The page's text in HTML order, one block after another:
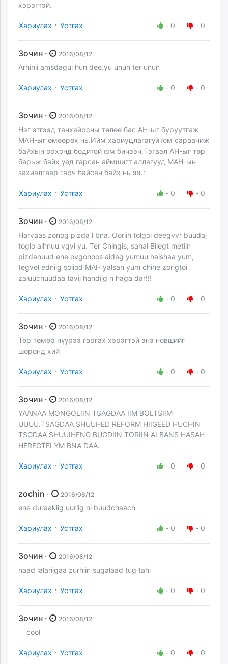
хэрэгтэй.
Хариулах · Устгах - 0 - 0
Зочин · 2016/08/12
Arhinii amsdagui hun dee.yu unun ter unun
Хариулах · Устгах - 0 - 0
Зочин · 2016/08/12
Нэг этгээд танхайрсны төлөө бас АН-ыг буруутгаж
МАН-ыг өмөөрөх нь.Ийм хариуцлагагүй юм сараачиж
байхын орхонд бодитой юм бичээч.Тэгвэл АН-ыг төр
барьж байх үед гарсан аймшигт аллагууд МАН-ын
захиалгаар гарч байсан байх нь ээ.:
Хариулах · Устгах - 0 - 0
Зочин · 2016/08/12
Harvaas zonog pizda l bna. Ooriih tolgoi deegvvr buudaj
toglo aihnuu vgvi yu. Ter Chingis, sahal Bilegt metiin
pizdanuud ene ovgonoos aidag yumuu haishaa yum,
tegvel edniig soliod MAH yalsan yum chine zorigtoi
zaluuchuudaa tavij handiig n haga dar!!!
Хариулах · Устгах - 0 - 0
Зочин · 2016/08/12
Төр төмөр нүүрээ гаргах хэрэгтэй энэ новшийг
шоронд хий
Хариулах · Устгах - 0 - 0
Зочин · 2016/08/12
YAANAA MONGOLIIN TSAGDAA IIM BOLTSIIM
UUUU.TSAGDAA SHUUHED REFORM HIIGEED HUCHIN
TSGDAA SHUUIHENG BUGDIIN TORIIN ALBANS HASAH
HEREGTEI YM BNA DAA.
Хариулах · Устгах - 0 - 0
zochin · 2016/08/12
ene duraakiig uuriig ni buudchaach
Хариулах · Устгах - 0 - 0
Зочин · 2016/08/12
naad lalariigaa zurhiin sugalaad tug tahi
Хариулах · Устгах - 0 - 0
Зочин · 2016/08/12
cool
Хариулах · Устгах - 0 - 0